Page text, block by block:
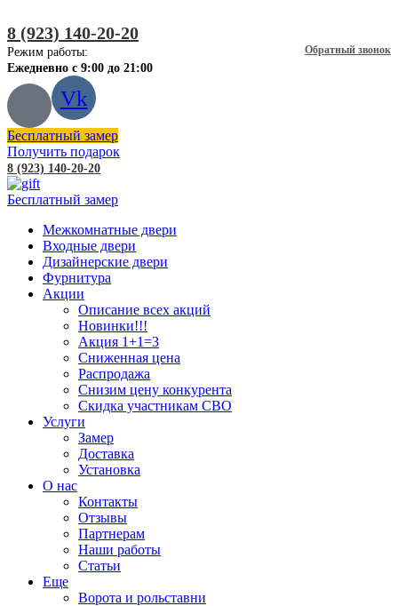
8 (923) 140-20-20
Обратный звонок
Режим работы:
Ежедневно с 9:00 до 21:00
Vk
Бесплатный замер
Получить подарок
8 (923) 140-20-20
Бесплатный замер
Межкомнатные двери
Входные двери
Дизайнерские двери
Фурнитура
Акции
Описание всех акций
Новинки!!!
Акция 1+1=3
Сниженная цена
Распродажа
Снизим цену конкурента
Скидка участникам СВО
Услуги
Замер
Доставка
Установка
О нас
Контакты
Отзывы
Партнерам
Наши работы
Статьи
Еще
Ворота и рольставни